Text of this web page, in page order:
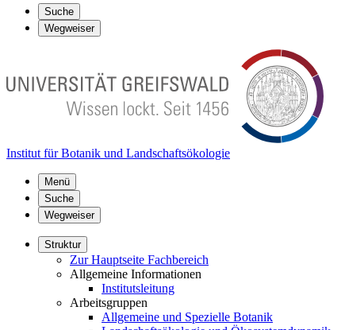
Suche
Wegweiser
Institut für Botanik und Landschaftsökologie
Menü
Suche
Wegweiser
Struktur
Zur Hauptseite Fachbereich
Allgemeine Informationen
Institutsleitung
Arbeitsgruppen
Allgemeine und Spezielle Botanik